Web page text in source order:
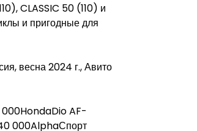
CLASSIC 50 (110) и
и пригодные для
весна 2024 г., Авито
000HondaDio AF-
000AlphaСпорт